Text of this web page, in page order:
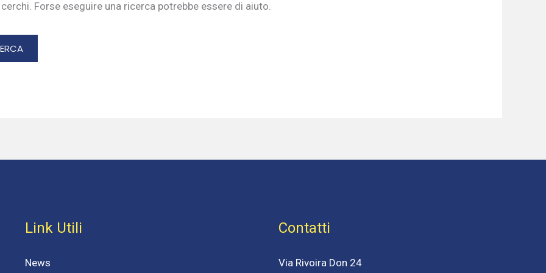
Forse eseguire una ricerca potrebbe essere di aiuto.
Link Utili
News
Contatti
Via Rivoira Don 24